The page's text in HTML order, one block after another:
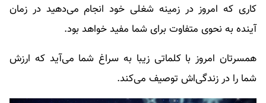
کاری که امروز در زمینه شغلی خود انجام می‌دهید در زمان
آینده به نحوی متفاوت برای شما مفید خواهد بود.
همسرتان امروز با کلماتی زیبا به سراغ شما می‌آید که ارزش
شما را در زندگی‌اش توصیف می‌کند.